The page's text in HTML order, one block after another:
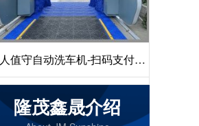
值守自动洗车机-扫码支付24
小时不停机洗车[隆茂鑫晟]
隆茂鑫晟介绍